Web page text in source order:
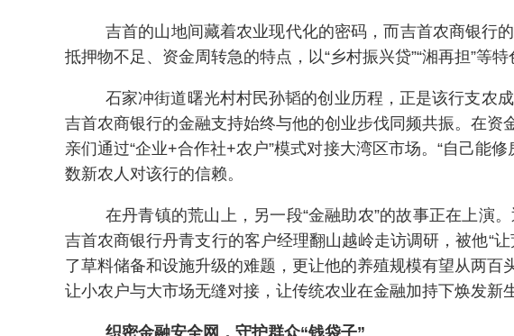
吉首的山地间藏着农业现代化的密码，而吉首农商银行
抵押物不足、资金周转急的特点，以“乡村振兴贷”“湘再担”等
石家冲街道曙光村村民孙韬的创业历程，正是该行支农
吉首农商银行的金融支持始终与他的创业步伐同频共振。在
亲们通过“企业+合作社+农户”模式对接大湾区市场。“自己能
数新农人对该行的信赖。
在丹青镇的荒山上，另一段“金融助农”的故事正在上演
吉首农商银行丹青支行的客户经理翻山越岭走访调研，被他“
了草料储备和设施升级的难题，更让他的养殖规模有望从两
让小农户与大市场无缝对接，让传统农业在金融加持下焕发新生
织密金融安全网，守护群众“钱袋子”